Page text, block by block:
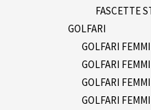
FASCETTE
GOLFARI
GOLFARI
GOLFARI
GOLFARI
GOLFARI